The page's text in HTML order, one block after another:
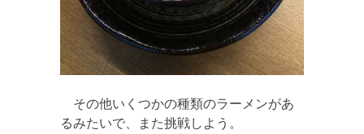
その他いくつかの種類のラーメンがあ
るみたいで、また挑戦しよう。